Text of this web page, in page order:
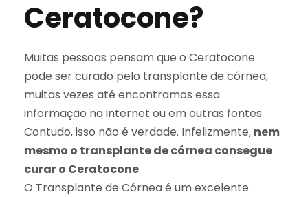
Ceratocone?
Muitas pessoas pensam que o Ceratocone
pode ser curado pelo transplante de córnea,
muitas vezes até encontramos essa
informação na internet ou em outras fontes.
Contudo, isso não é verdade. Infelizmente, nem
mesmo o transplante de córnea consegue
curar o Ceratocone.
O Transplante de Córnea é um excelente